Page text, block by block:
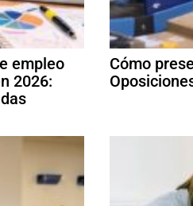
empleo
2026:
Cómo